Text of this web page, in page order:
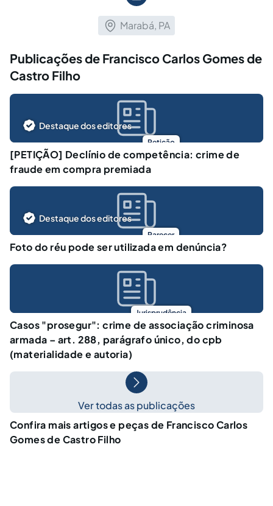
Marabá, PA
Publicações de Francisco Carlos Gomes de
Castro Filho
Petição
Destaque dos editores
[PETIÇÃO] Declínio de competência: crime de
fraude em compra premiada
Parecer
Destaque dos editores
Foto do réu pode ser utilizada em denúncia?
Jurisprudência
Casos "prosegur": crime de associação criminosa
armada – art. 288, parágrafo único, do cpb
(materialidade e autoria)
Ver todas as publicações
Confira mais artigos e peças de Francisco Carlos
Gomes de Castro Filho